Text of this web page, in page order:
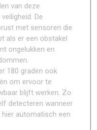
van deze
De
met sensoren die
als er een obstakel
ongelukken en
180 graden ook
om ervoor te
blijft werken. Zo
detecteren wanneer
automatisch een